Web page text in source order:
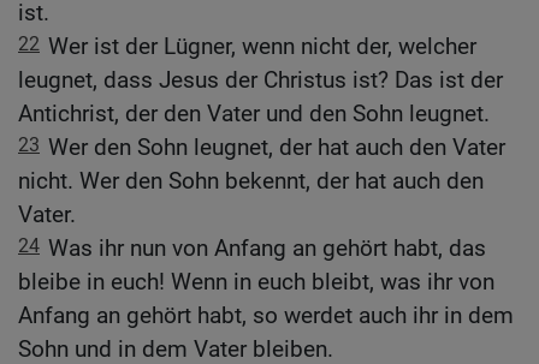
ist.
22 Wer ist der Lügner, wenn nicht der, welcher
leugnet, dass Jesus der Christus ist? Das ist der
Antichrist, der den Vater und den Sohn leugnet.
23 Wer den Sohn leugnet, der hat auch den Vater
nicht. Wer den Sohn bekennt, der hat auch den
Vater.
24 Was ihr nun von Anfang an gehört habt, das
bleibe in euch! Wenn in euch bleibt, was ihr von
Anfang an gehört habt, so werdet auch ihr in dem
Sohn und in dem Vater bleiben.